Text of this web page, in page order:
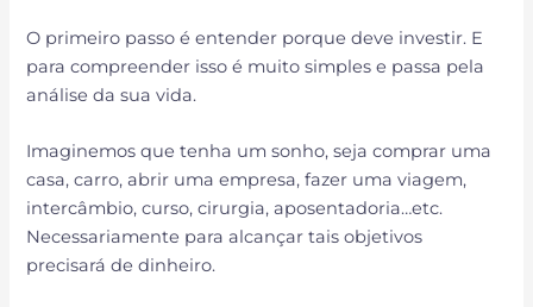
O primeiro passo é entender porque deve investir. E
para compreender isso é muito simples e passa pela
análise da sua vida.
Imaginemos que tenha um sonho, seja comprar uma
casa, carro, abrir uma empresa, fazer uma viagem,
intercâmbio, curso, cirurgia, aposentadoria…etc.
Necessariamente para alcançar tais objetivos
precisará de dinheiro.